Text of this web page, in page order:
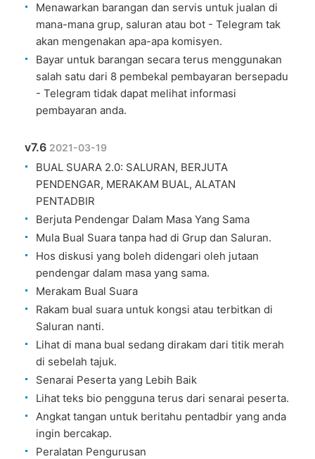
Menawarkan barangan dan servis untuk jualan di
mana-mana grup, saluran atau bot - Telegram tak
akan mengenakan apa-apa komisyen.
Bayar untuk barangan secara terus menggunakan
salah satu dari 8 pembekal pembayaran bersepadu
- Telegram tidak dapat melihat informasi
pembayaran anda.
v7.6 2021-03-19
BUAL SUARA 2.0: SALURAN, BERJUTA
PENDENGAR, MERAKAM BUAL, ALATAN
PENTADBIR
Berjuta Pendengar Dalam Masa Yang Sama
Mula Bual Suara tanpa had di Grup dan Saluran.
Hos diskusi yang boleh didengari oleh jutaan
pendengar dalam masa yang sama.
Merakam Bual Suara
Rakam bual suara untuk kongsi atau terbitkan di
Saluran nanti.
Lihat di mana bual sedang dirakam dari titik merah
di sebelah tajuk.
Senarai Peserta yang Lebih Baik
Lihat teks bio pengguna terus dari senarai peserta.
Angkat tangan untuk beritahu pentadbir yang anda
ingin bercakap.
Peralatan Pengurusan